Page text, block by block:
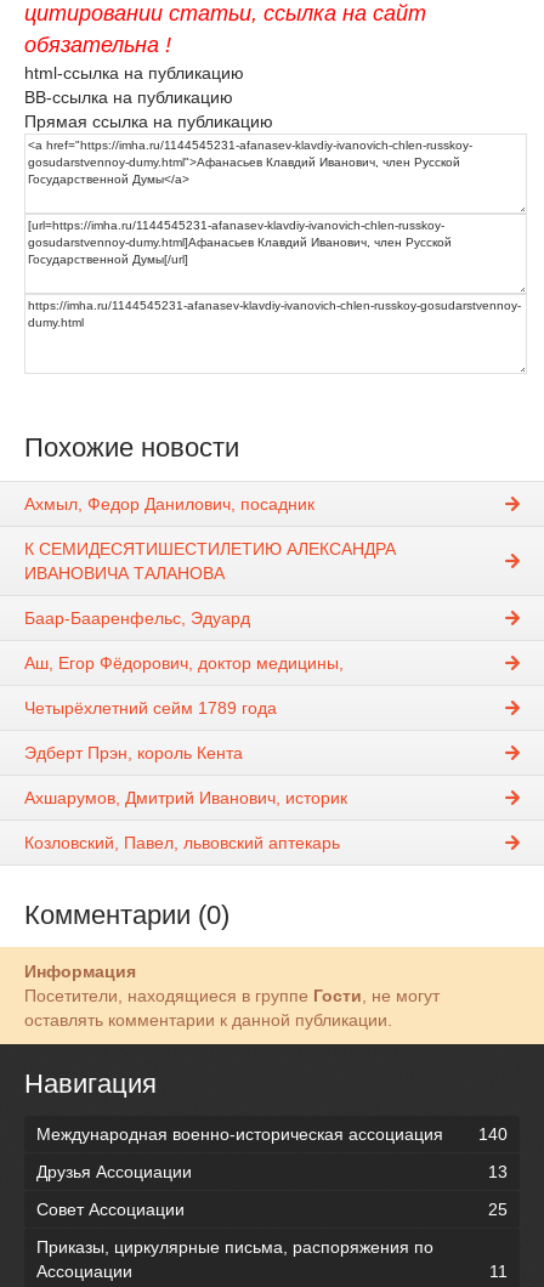
цитировании статьи, ссылка на сайт
обязательна !
html-ссылка на публикацию
BB-ссылка на публикацию
Прямая ссылка на публикацию
Похожие новости
Ахмыл, Федор Данилович, посадник
К СЕМИДЕСЯТИШЕСТИЛЕТИЮ АЛЕКСАНДРА
ИВАНОВИЧА ТАЛАНОВА
Баар-Бааренфельс, Эдуард
Аш, Егор Фёдорович, доктор медицины,
Четырёхлетний сейм 1789 года
Эдберт Прэн, король Кента
Ахшарумов, Дмитрий Иванович, историк
Козловский, Павел, львовский аптекарь
Комментарии (0)
Информация
Посетители, находящиеся в группе Гости , не могут
оставлять комментарии к данной публикации.
Навигация
Международная военно-историческая ассоциация
140
Друзья Ассоциации
13
Совет Ассоциации
25
Приказы, циркулярные письма, распоряжения по
Ассоциации
11